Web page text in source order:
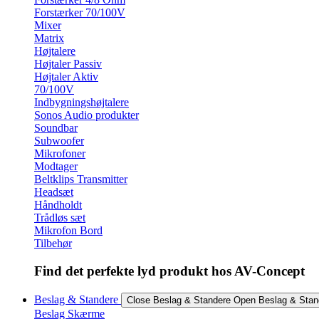
Forstærker 70/100V
Mixer
Matrix
Højtalere
Højtaler Passiv
Højtaler Aktiv
70/100V
Indbygningshøjtalere
Sonos Audio produkter
Soundbar
Subwoofer
Mikrofoner
Modtager
Beltklips Transmitter
Headsæt
Håndholdt
Trådløs sæt
Mikrofon Bord
Tilbehør
Find det perfekte lyd produkt hos AV-Concept
Beslag & Standere Close Beslag & Standere Open Beslag &
Beslag Skærme